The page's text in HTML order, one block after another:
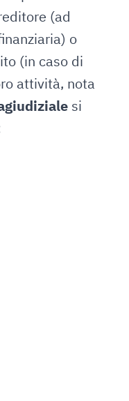
(ad
o
(in caso di
attività, nota
si